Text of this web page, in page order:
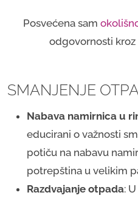
Posvećena sam
odgovornosti
SMANJENJE
Nabava namirnica u
educirani o važnosti
potiču na nabavu
potrepština u velikim
Razdvajanje otpada: